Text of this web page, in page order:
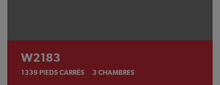
W2183
1339 PIEDS CARRÉS 3 CHAMBRES